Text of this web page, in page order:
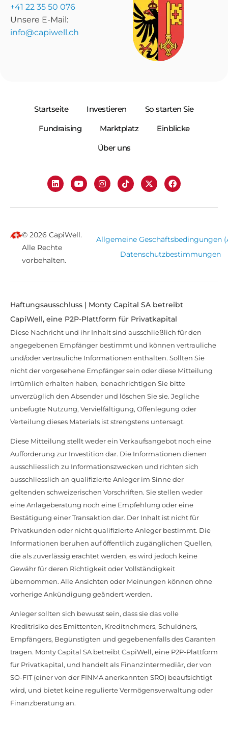
+41 22 35 50 076
Unsere E-Mail:
info@capiwell.ch
Startseite Investieren
So starten Sie
Fundraising
Marktplatz
Einblicke
Über uns
© 2026 CapiWell.
Alle Rechte
vorbehalten.
Allgemeine Geschäftsbedingungen
Datenschutzbestimmungen
Haftungsausschluss | Monty Capital SA betreibt
CapiWell, eine P2P-Plattform für Privatkapital
Diese Nachricht und ihr Inhalt sind ausschließlich für den
angegebenen Empfänger bestimmt und können vertrauliche
und/oder vertrauliche Informationen enthalten. Sollten Sie
nicht der vorgesehene Empfänger sein oder diese Mitteilung
irrtümlich erhalten haben, benachrichtigen Sie bitte
unverzüglich den Absender und löschen Sie sie. Jegliche
unbefugte Nutzung, Vervielfältigung, Offenlegung oder
Verteilung dieses Materials ist strengstens untersagt.
Diese Mitteilung stellt weder ein Verkaufsangebot noch eine
Aufforderung zur Investition dar. Die Informationen dienen
ausschliesslich zu Informationszwecken und richten sich
ausschliesslich an qualifizierte Anleger im Sinne der
geltenden schweizerischen Vorschriften. Sie stellen weder
eine Anlageberatung noch eine Empfehlung oder eine
Bestätigung einer Transaktion dar. Der Inhalt ist nicht für
Privatkunden oder nicht qualifizierte Anleger bestimmt. Die
Informationen beruhen auf öffentlich zugänglichen Quellen,
die als zuverlässig erachtet werden, es wird jedoch keine
Gewähr für deren Richtigkeit oder Vollständigkeit
übernommen. Alle Ansichten oder Meinungen können ohne
vorherige Ankündigung geändert werden.
Anleger sollten sich bewusst sein, dass sie das volle
Kreditrisiko des Emittenten, Kreditnehmers, Schuldners,
Empfängers, Begünstigten und gegebenenfalls des Garanten
tragen. Monty Capital SA betreibt CapiWell, eine P2P-Plattform
für Privatkapital, und handelt als Finanzintermediär, der von
SO-FIT (einer von der FINMA anerkannten SRO) beaufsichtigt
wird, und bietet keine regulierte Vermögensverwaltung oder
Finanzberatung an.